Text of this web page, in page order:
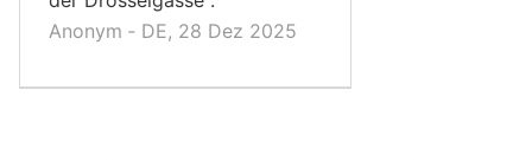
Anonym ‐ DE, 28 Dez 2025